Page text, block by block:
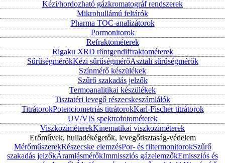
Kézi/hordozható gázkromatográf rendszerek
Mikrohullámú feltárók
Pharma TOC-analizátorok
Pormonitorok
Refraktométerek
Rigaku XRD röntgendiffraktométerek
SűrűségmérőkKézi sűrűségmérőAsztali sűrűségmérők
Színmérő készülékek
Szűrő szakadás jelzők
Termoanalitikai készülékek
Tisztatéri levegő részecskeszámlálók
TitrátorokPotenciometriás titrátorokKarl-Fischer titrátorok
UV/VIS spektrofotométerek
ViszkoziméterekKinematikai viszkoziméterek
Erőművek, hulladékégetők, levegőtisztaság-védelem
MérőműszerekRészecske elemzésPor- és filtermonitorokSzűrő
szakadás jelzőkÁramlásmérőkImmissziós gázelemzőkEmissziós és